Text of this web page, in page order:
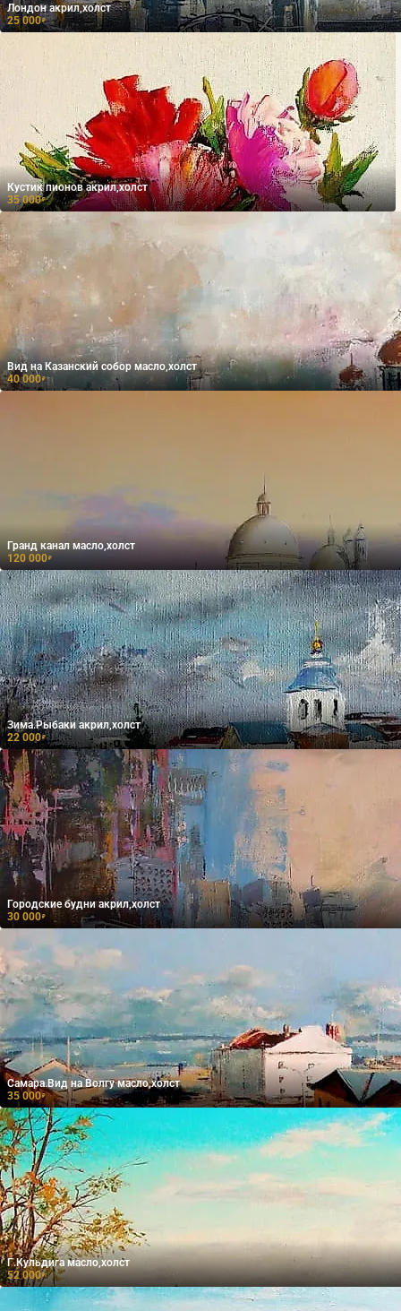
Лондон акрил,холст
25 000₽
Кустик пионов акрил,холст
35 000₽
Вид на Казанский собор масло,холст
40 000₽
Гранд канал масло,холст
120 000₽
Зима.Рыбаки акрил,холст
22 000₽
Городские будни акрил,холст
30 000₽
Самара.Вид на Волгу масло,холст
35 000₽
Г.Кульдига масло,холст
52 000₽